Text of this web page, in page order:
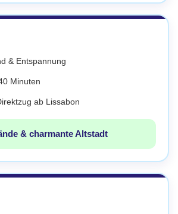
& Entspannung
Minuten
ab Lissabon
& charmante Altstadt